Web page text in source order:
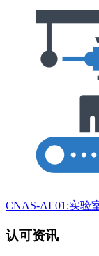
CNAS-AL01:实验
认可资讯